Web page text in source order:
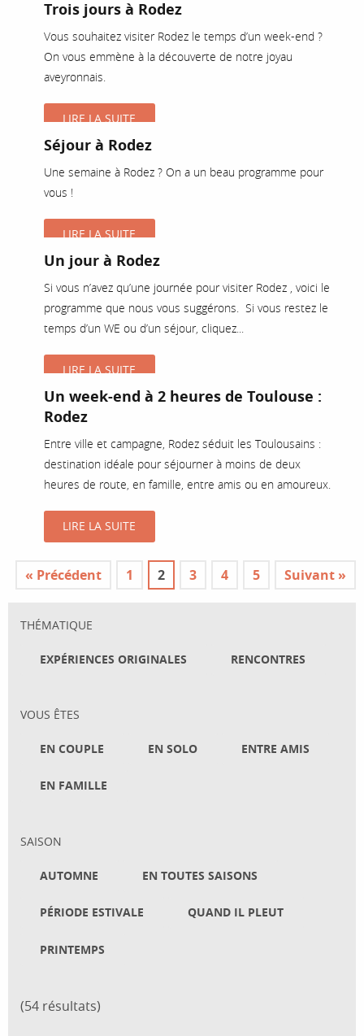
Trois jours à Rodez
Vous souhaitez visiter Rodez le temps d’un week-end ?
On vous emmène à la découverte de notre joyau
aveyronnais.
LIRE LA SUITE
Séjour à Rodez
Une semaine à Rodez ? On a un beau programme pour
vous !
LIRE LA SUITE
Un jour à Rodez
Si vous n’avez qu’une journée pour visiter Rodez , voici le
programme que nous vous suggérons. Si vous restez le
temps d’un WE ou d’un séjour, cliquez...
LIRE LA SUITE
Un week-end à 2 heures de Toulouse :
Rodez
Entre ville et campagne, Rodez séduit les Toulousains :
destination idéale pour séjourner à moins de deux
heures de route, en famille, entre amis ou en amoureux.
LIRE LA SUITE
« Précédent 1 2 3 4 5 Suivant »
THÉMATIQUE
EXPÉRIENCES ORIGINALES RENCONTRES
VOUS ÊTES
EN COUPLE EN SOLO ENTRE AMIS
EN FAMILLE
SAISON
AUTOMNE EN TOUTES SAISONS
PÉRIODE ESTIVALE QUAND IL PLEUT
PRINTEMPS
(54 résultats)